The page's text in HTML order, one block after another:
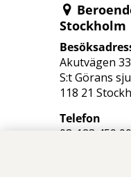
Stockholm
Akutvägen 33
S:t Görans
118 21
Telefon
08-123 459 00
Ring alltid